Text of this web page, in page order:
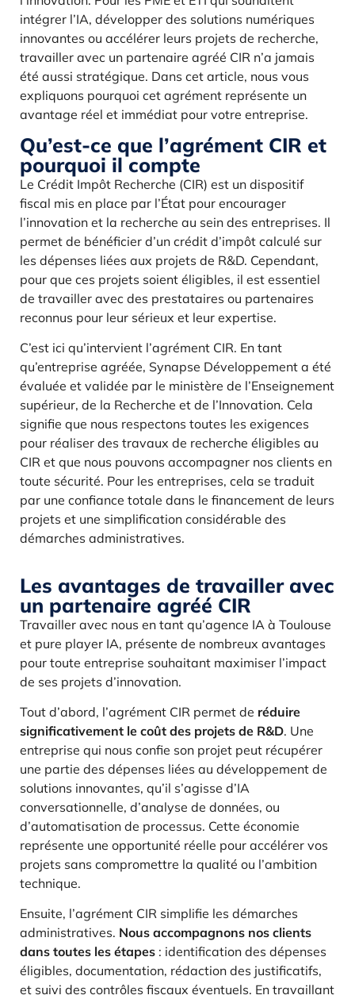
intégrer l’IA, développer des solutions numériques
innovantes ou accélérer leurs projets de recherche,
travailler avec un partenaire agréé CIR n’a jamais
été aussi stratégique. Dans cet article, nous vous
expliquons pourquoi cet agrément représente un
avantage réel et immédiat pour votre entreprise.
Qu’est-ce que l’agrément CIR et
pourquoi il compte
Le Crédit Impôt Recherche (CIR) est un dispositif
fiscal mis en place par l’État pour encourager
l’innovation et la recherche au sein des entreprises. Il
permet de bénéficier d’un crédit d’impôt calculé sur
les dépenses liées aux projets de R&D. Cependant,
pour que ces projets soient éligibles, il est essentiel
de travailler avec des prestataires ou partenaires
reconnus pour leur sérieux et leur expertise.
C’est ici qu’intervient l’agrément CIR. En tant
qu’entreprise agréée, Synapse Développement a été
évaluée et validée par le ministère de l’Enseignement
supérieur, de la Recherche et de l’Innovation. Cela
signifie que nous respectons toutes les exigences
pour réaliser des travaux de recherche éligibles au
CIR et que nous pouvons accompagner nos clients en
toute sécurité. Pour les entreprises, cela se traduit
par une confiance totale dans le financement de leurs
projets et une simplification considérable des
démarches administratives.
Les avantages de travailler avec
un partenaire agréé CIR
Travailler avec nous en tant qu’agence IA à Toulouse
et pure player IA, présente de nombreux avantages
pour toute entreprise souhaitant maximiser l’impact
de ses projets d’innovation.
Tout d’abord, l’agrément CIR permet de réduire
significativement le coût des projets de R&D. Une
entreprise qui nous confie son projet peut récupérer
une partie des dépenses liées au développement de
solutions innovantes, qu’il s’agisse d’IA
conversationnelle, d’analyse de données, ou
d’automatisation de processus. Cette économie
représente une opportunité réelle pour accélérer vos
projets sans compromettre la qualité ou l’ambition
technique.
Ensuite, l’agrément CIR simplifie les démarches
administratives. Nous accompagnons nos clients
dans toutes les étapes : identification des dépenses
éligibles, documentation, rédaction des justificatifs,
et suivi des contrôles fiscaux éventuels. En travaillant